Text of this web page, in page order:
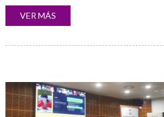
VER MÁS